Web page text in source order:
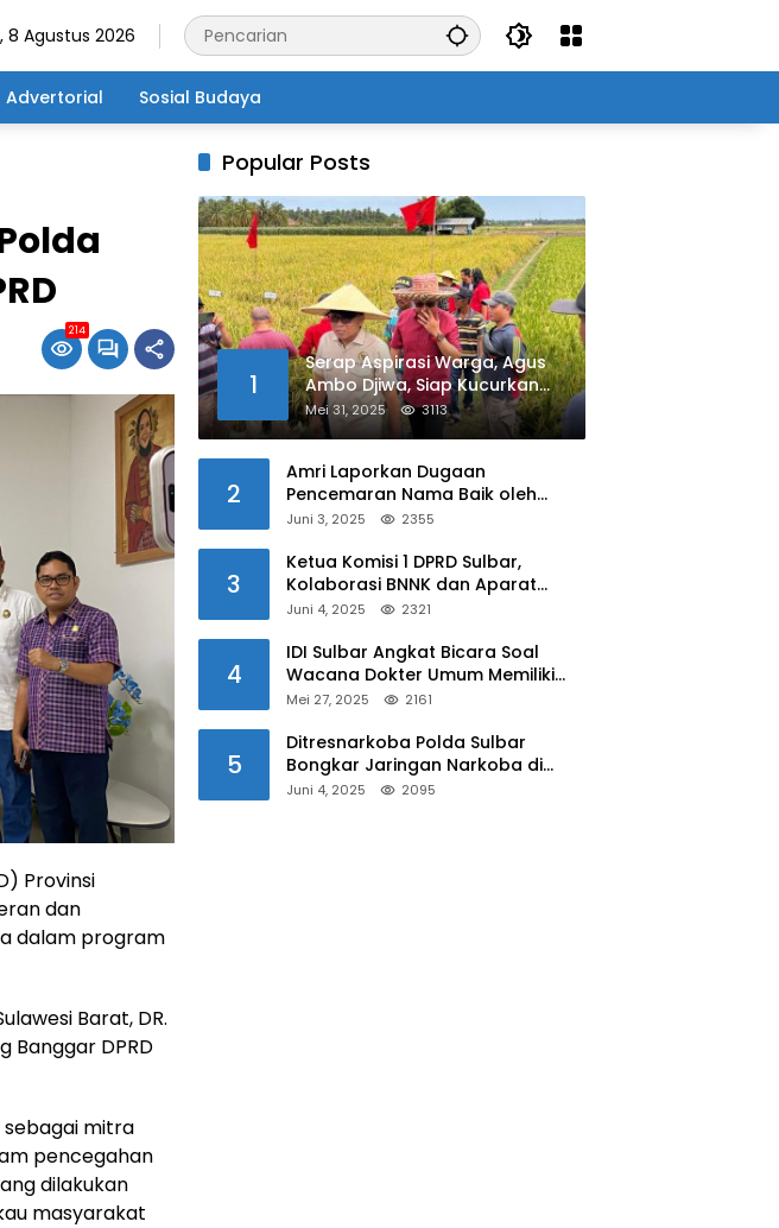
8 Agustus 2026
Advertorial Sosial Budaya
214
Provinsi
dan
dalam program
Barat, DR.
Banggar DPRD
mitra
pencegahan
dilakukan
masyarakat
Popular Posts
1
Serap Aspirasi Warga, Agus
Ambo Djiwa, Siap Kucurkan
Bantuan Pertanian di Kalukku
Mei 31, 2025 3113
2
Amri Laporkan Dugaan
Pencemaran Nama Baik oleh
Oknum Polisi ke Propam Polda
Juni 3, 2025 2355
3
Ketua Komisi 1 DPRD Sulbar,
Kolaborasi BNNK dan Aparat
Kepolisian Tekan Penyalahgunaan
Juni 4, 2025 2321
4
IDI Sulbar Angkat Bicara Soal
Wacana Dokter Umum Memiliki
Kewenangan Operasi Caesar
Mei 27, 2025 2161
5
Ditresnarkoba Polda Sulbar
Bongkar Jaringan Narkoba di
Mamuju, Dua Pria Ditangkap! Jejak
Juni 4, 2025 2095